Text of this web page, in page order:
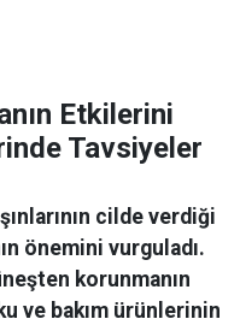
Etkilerini
Tavsiyeler
cilde verdiği
önemini vurguladı.
korunmanın
ve bakım ürünlerinin